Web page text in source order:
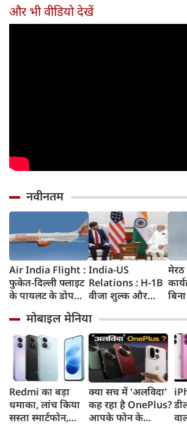
और भी वीडियो देखें
नवीनतम
Air India Flight :
फुकेत-दिल्ली फ्लाइट
के पायलट के डोप
कहा- रिपोर्ट नहीं
मिली, टिप्पणी की
स्थिति में नहीं
India-US
Relations : H-1B
वीजा शुल्क और
अलावा PM मोदी ने
अमेरिकी उपराष्ट्रपति
जेडी वेंस किन मुद्दों पर
की चर्चा
मेरठ
को
मोबाइल मेनिया
Redmi का बड़ा
धमाका, लांच किया
सस्ता स्मार्टफोन,
क्या सच में 'अलविदा'
कह रहा है OnePlus?
आपके फोन के